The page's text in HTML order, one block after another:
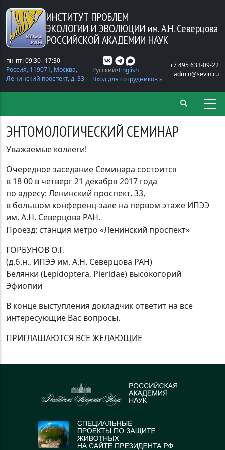
Перейти к основному содержанию
ИНСТИТУТ ПРОБЛЕМ
ЭКОЛОГИИ И ЭВОЛЮЦИИ им. А.Н. Северцова
РОССИЙСКОЙ АКАДЕМИИ НАУК
пн-пт: 09:30−17:30
Россия, 119071, Москва,
Ленинский проспект, д. 33
Русский English
Вход для сотрудников »
+7 495 633-09-22
admin@sevin.ru
ЭНТОМОЛОГИЧЕСКИЙ СЕМИНАР
Уважаемые коллеги!
Очередное заседание Семинара состоится
в 18 00 в четверг 21 декабря 2017 года
по адресу: Ленинский проспект, 33,
в большом конференц-зале на первом этаже ИПЭЭ
им. А.Н. Северцова РАН.
Проезд: станция метро «Ленинский проспект»
ГОРБУНОВ О.Г.
(д.б.н., ИПЭЭ им. А.Н. Северцова РАН)
Белянки (Lepidoptera, Pieridae) высокогорий
Эфиопии
В конце выступления докладчик ответит на все
интересующие Вас вопросы.
ПРИГЛАШАЮТСЯ ВСЕ ЖЕЛАЮЩИЕ